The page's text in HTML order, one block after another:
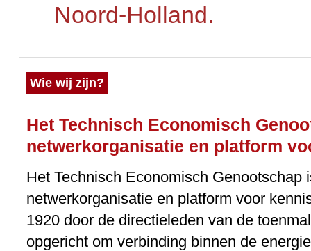
Noord-Holland.
Wie wij zijn?
Het Technisch Economisch
netwerkorganisatie en platform
Het Technisch Economisch Genootschap
netwerkorganisatie en platform voor
1920 door de directieleden van de
opgericht om verbinding binnen de